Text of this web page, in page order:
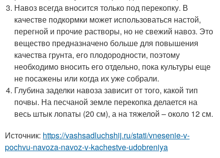
Навоз всегда вносится только под перекопку. В
качестве подкормки может использоваться настой,
перегной и прочие растворы, но не свежий навоз. Это
вещество предназначено больше для повышения
качества грунта, его плодородности, поэтому
необходимо вносить его отдельно, пока культуры еще
не посажены или когда их уже собрали.
Глубина заделки навоза зависит от того, какой тип
почвы. На песчаной земле перекопка делается на
весь штык лопаты (20 см), а на тяжелой – около 12 см.
Источник: https://vashsadluchshij.ru/stati/vnesenie-v-
pochvu-navoza-navoz-v-kachestve-udobreniya